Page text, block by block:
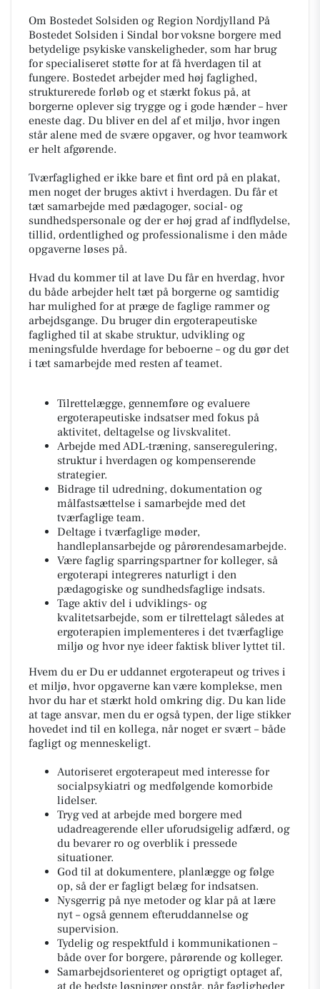
Om Bostedet Solsiden og Region Nordjylland På
Bostedet Solsiden i Sindal bor voksne borgere med
betydelige psykiske vanskeligheder, som har brug
for specialiseret støtte for at få hverdagen til at
fungere. Bostedet arbejder med høj faglighed,
strukturerede forløb og et stærkt fokus på, at
borgerne oplever sig trygge og i gode hænder – hver
eneste dag. Du bliver en del af et miljø, hvor ingen
står alene med de svære opgaver, og hvor teamwork
er helt afgørende.
Tværfaglighed er ikke bare et fint ord på en plakat,
men noget der bruges aktivt i hverdagen. Du får et
tæt samarbejde med pædagoger, social- og
sundhedspersonale og der er høj grad af indflydelse,
tillid, ordentlighed og professionalisme i den måde
opgaverne løses på.
Hvad du kommer til at lave Du får en hverdag, hvor
du både arbejder helt tæt på borgerne og samtidig
har mulighed for at præge de faglige rammer og
arbejdsgange. Du bruger din ergoterapeutiske
faglighed til at skabe struktur, udvikling og
meningsfulde hverdage for beboerne – og du gør det
i tæt samarbejde med resten af teamet.
Tilrettelægge, gennemføre og evaluere
ergoterapeutiske indsatser med fokus på
aktivitet, deltagelse og livskvalitet.
Arbejde med ADL-træning, sanseregulering,
struktur i hverdagen og kompenserende
strategier.
Bidrage til udredning, dokumentation og
målfastsættelse i samarbejde med det
tværfaglige team.
Deltage i tværfaglige møder,
handleplansarbejde og pårørendesamarbejde.
Være faglig sparringspartner for kolleger, så
ergoterapi integreres naturligt i den
pædagogiske og sundhedsfaglige indsats.
Tage aktiv del i udviklings- og
kvalitetsarbejde, som er tilrettelagt således at
ergoterapien implementeres i det tværfaglige
miljø og hvor nye ideer faktisk bliver lyttet til.
Hvem du er Du er uddannet ergoterapeut og trives i
et miljø, hvor opgaverne kan være komplekse, men
hvor du har et stærkt hold omkring dig. Du kan lide
at tage ansvar, men du er også typen, der lige stikker
hovedet ind til en kollega, når noget er svært – både
fagligt og menneskeligt.
Autoriseret ergoterapeut med interesse for
socialpsykiatri og medfølgende komorbide
lidelser.
Tryg ved at arbejde med borgere med
udadreagerende eller uforudsigelig adfærd, og
du bevarer ro og overblik i pressede
situationer.
God til at dokumentere, planlægge og følge
op, så der er fagligt belæg for indsatsen.
Nysgerrig på nye metoder og klar på at lære
nyt – også gennem efteruddannelse og
supervision.
Tydelig og respektfuld i kommunikationen –
både over for borgere, pårørende og kolleger.
Samarbejdsorienteret og oprigtigt optaget af,
at de bedste løsninger opstår, når fagligheder